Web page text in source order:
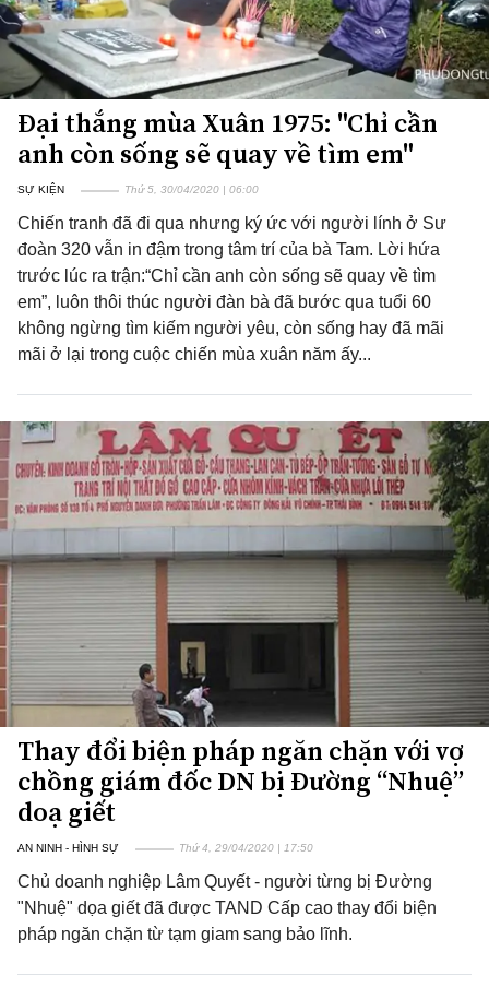
Đại thắng mùa Xuân 1975: "Chỉ cần
anh còn sống sẽ quay về tìm em"
SỰ KIỆN Thứ 5, 30/04/2020 | 06:00
Chiến tranh đã đi qua nhưng ký ức với người lính ở Sư
đoàn 320 vẫn in đậm trong tâm trí của bà Tam. Lời hứa
trước lúc ra trận:“Chỉ cần anh còn sống sẽ quay về tìm
em”, luôn thôi thúc người đàn bà đã bước qua tuổi 60
không ngừng tìm kiếm người yêu, còn sống hay đã mãi
mãi ở lại trong cuộc chiến mùa xuân năm ấy...
Thay đổi biện pháp ngăn chặn với vợ
chồng giám đốc DN bị Đường “Nhuệ”
doạ giết
AN NINH - HÌNH SỰ Thứ 4, 29/04/2020 | 17:50
Chủ doanh nghiệp Lâm Quyết - người từng bị Đường
"Nhuệ" dọa giết đã được TAND Cấp cao thay đổi biện
pháp ngăn chặn từ tạm giam sang bảo lĩnh.